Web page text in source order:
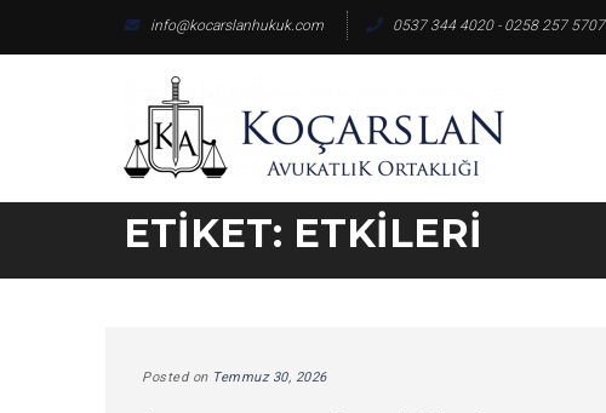
info@kocarslanhukuk.com 0537 344 4020 - 0258 257 5707
ETIKET: ETKILERI
Posted on Temmuz 30, 2026